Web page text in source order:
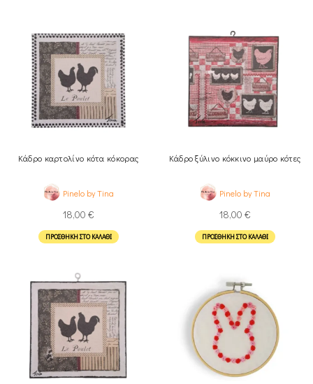
Κάδρο καρτολίνο κότα κόκορας
Pinelo by Tina
18,00 €
ΠΡΟΣΘΉΚΗ ΣΤΟ ΚΑΛΆΘΙ
Κάδρο ξύλινο κόκκινο μαύρο κότες
Pinelo by Tina
18,00 €
ΠΡΟΣΘΉΚΗ ΣΤΟ ΚΑΛΆΘΙ